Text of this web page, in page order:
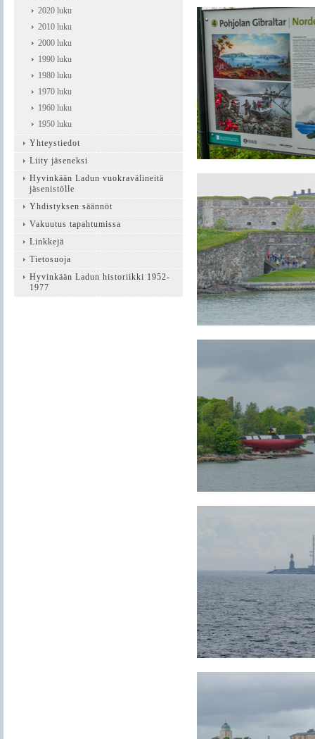
2020 luku
2010 luku
2000 luku
1990 luku
1980 luku
1970 luku
1960 luku
1950 luku
Yhteystiedot
Liity jäseneksi
Hyvinkään Ladun vuokravälineitä
jäsenistölle
Yhdistyksen säännöt
Vakuutus tapahtumissa
Linkkejä
Tietosuoja
Hyvinkään Ladun historiikki 1952-
1977